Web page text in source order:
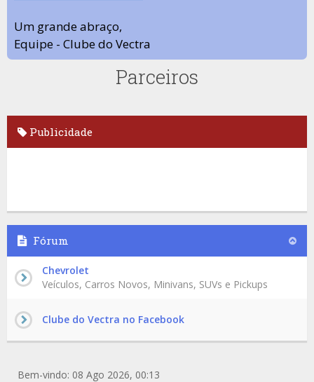
Um grande abraço,
Equipe - Clube do Vectra
Parceiros
Publicidade
Fórum
Chevrolet
Veículos, Carros Novos, Minivans, SUVs e Pickups
Clube do Vectra no Facebook
Bem-vindo: 08 Ago 2026, 00:13